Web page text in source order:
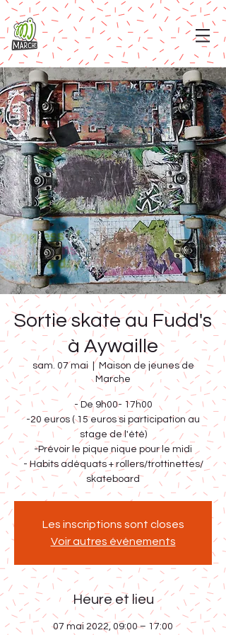
Sortie skate au Fudd's
à Aywaille
sam. 07 mai
  |
Maison de jeunes de
Marche
- De 9h00- 17h00
-20 euros ( 15 euros si participation au
stage de l'été)
-Prévoir le pique nique pour le midi
- Habits adéquats + rollers/trottinettes/
Les inscriptions sont closes
Voir autres événements
Heure et lieu
07 mai 2022, 09:00 – 17:00